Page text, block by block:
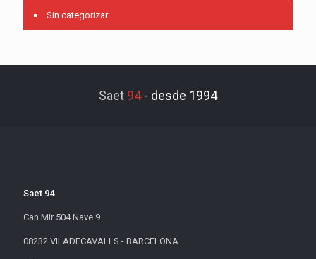
Sin categorizar
Saet 94- desde 1994
Saet 94
Can Mir 504 Nave 9
08232 VILADECAVALLS - BARCELONA